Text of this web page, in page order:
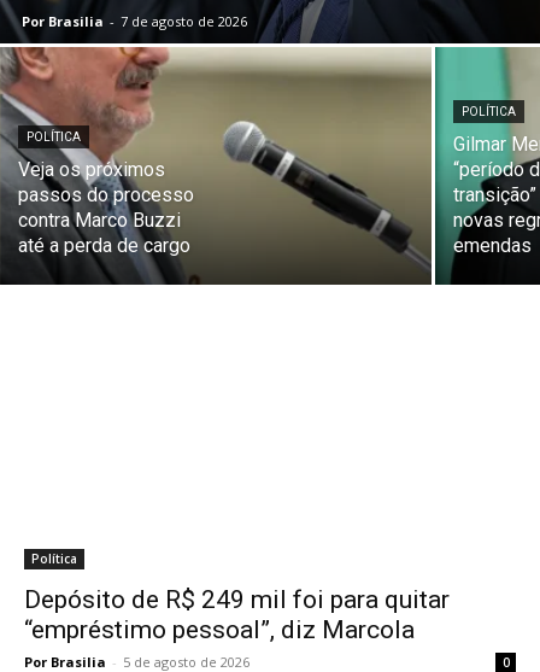
Por Brasilia - 7 de agosto de 2026
POLÍTICA
Veja os próximos
passos do processo
contra Marco Buzzi
até a perda de cargo
POLÍTICA
Gilmar
“período
novas
emendas
Política
Depósito de R$ 249 mil foi para quitar
“empréstimo pessoal”, diz Marcola
Por Brasilia - 5 de agosto de 2026 0